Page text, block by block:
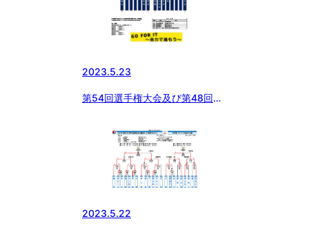
2023.5.23
第54回選手権大会及び第48回関
2023.5.22